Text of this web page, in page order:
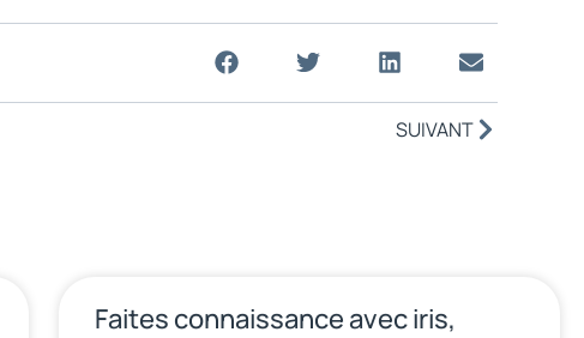
SUIVANT
Faites connaissance avec iris,